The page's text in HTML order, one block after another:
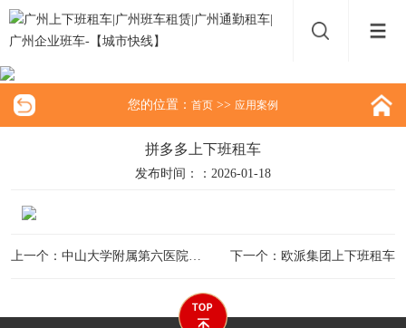
您的位置： 首页 >> 应用案例
拼多多上下班租车
发布时间：：2026-01-18
下一个：欧派集团上下班租车